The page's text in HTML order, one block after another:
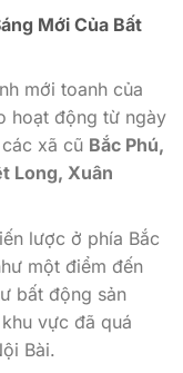
Mới Của Bất
mới toanh của
hoạt động từ ngày
xã cũ Bắc Phú,
Long, Xuân
lược ở phía Bắc
một điểm đến
bất động sản
vực đã quá
Bài.